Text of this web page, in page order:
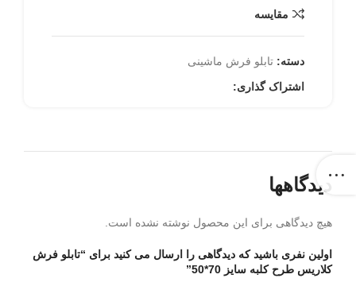
مقایسه
دسته: تابلو فرش ماشینی
اشتراک گذاری:
دیدگاهها
هیچ دیدگاهی برای این محصول نوشته نشده است.
اولین نفری باشید که دیدگاهی را ارسال می کنید برای “تابلو فرش
کلاریس طرح کلبه سایز 70*50”